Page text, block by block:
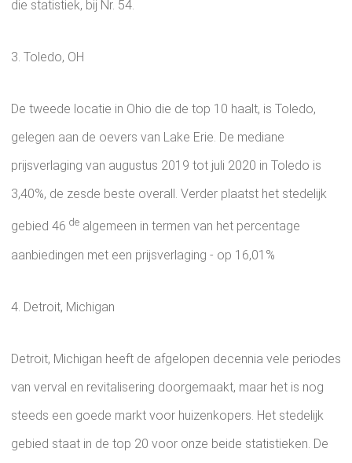
die statistiek, bij Nr. 54.
3. Toledo, OH
De tweede locatie in Ohio die de top 10 haalt, is Toledo,
gelegen aan de oevers van Lake Erie. De mediane
prijsverlaging van augustus 2019 tot juli 2020 in Toledo is
3,40%, de zesde beste overall. Verder plaatst het stedelijk
gebied 46 de algemeen in termen van het percentage
aanbiedingen met een prijsverlaging - op 16,01%
4. Detroit, Michigan
Detroit, Michigan heeft de afgelopen decennia vele periodes
van verval en revitalisering doorgemaakt, maar het is nog
steeds een goede markt voor huizenkopers. Het stedelijk
gebied staat in de top 20 voor onze beide statistieken. De